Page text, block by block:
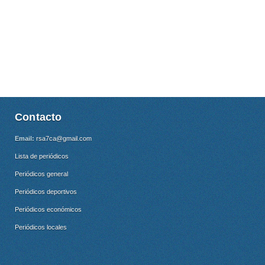
Contacto
Email: rsa7ca@gmail.com
Lista de periódicos
Periódicos general
Periódicos deportivos
Periódicos económicos
Periódicos locales